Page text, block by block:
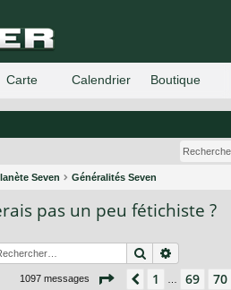
Seven Généralités Seven
pas un peu fétichiste ?
Rechercher
1097 messages Page 71 sur74
Précédent
1 69 70